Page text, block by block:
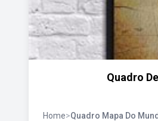
Quadro
Home>Quadro Mapa Do